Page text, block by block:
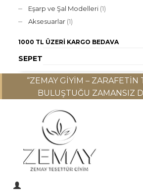
Eşarp ve Şal Modelleri (1)
Aksesuarlar (1)
1000 TL ÜZERI KARGO BEDAVA
SEPET
“ZEMAY GIYIM – ZARAFETIN
BULUŞTUĞU ZAMANSIZ